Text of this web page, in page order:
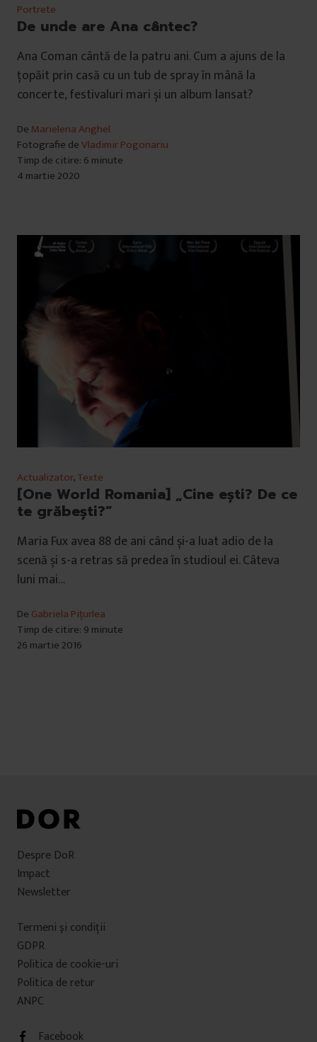
Portrete
De unde are Ana cântec?
Ana Coman cântă de la patru ani. Cum a ajuns de la
țopăit prin casă cu un tub de spray în mână la
concerte, festivaluri mari și un album lansat?
De Marielena Anghel
Fotografie deVladimir Pogonariu
Timp de citire: 6 minute
4 martie 2020
Actualizator,Texte
[One World Romania] „Cine ești? De ce
te grăbești?”
Maria Fux avea 88 de ani când și-a luat adio de la
scenă și s-a retras să predea în studioul ei. Câteva
luni mai…
De Gabriela Pițurlea
Timp de citire: 9 minute
26 martie 2016
Despre DoR
Impact
Newsletter
Termeni şi condiţii
GDPR
Politica de cookie-uri
Politica de retur
ANPC
Facebook